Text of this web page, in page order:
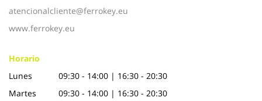
atencionalcliente@ferrokey.eu
www.ferrokey.eu
Horario
Lunes
09:30 - 14:00 | 16:30 - 20:30
Martes
09:30 - 14:00 | 16:30 - 20:30